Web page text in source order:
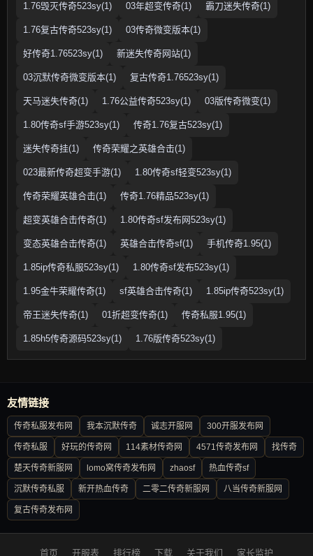
1.76毁灭传奇523sy(1) 03年超变传奇(1) 霸刀迷失传奇(1)
1.76复古传奇523sy(1) 03传奇微变版本(1)
好传奇1.76523sy(1) 新迷失传奇网站(1)
03沉默传奇微变版本(1) 复古传奇1.76523sy(1)
天马迷失传奇(1) 1.76公益传奇523sy(1) 03版传奇微变(1)
1.80传奇sf手游523sy(1) 传奇1.76复古523sy(1)
迷失传奇挂(1) 传奇荣耀之英雄合击(1)
023最新传奇超变手游(1) 1.80传奇sf轻变523sy(1)
传奇荣耀英雄合击(1) 传奇1.76精品523sy(1)
超变英雄合击传奇(1) 1.80传奇sf发布网523sy(1)
变态英雄合击传奇(1) 英雄合击传奇sf(1) 手机传奇1.95(1)
1.85ip传奇私服523sy(1) 1.80传奇sf发布523sy(1)
1.95金牛荣耀传奇(1) sf英雄合击传奇(1) 1.85ip传奇523sy(1)
帝王迷失传奇(1) 01折超变传奇(1) 传奇私服1.95(1)
1.85h5传奇源码523sy(1) 1.76版传奇523sy(1)
友情链接
传奇私服发布网 我本沉默传奇 诚志开服网 300开服发布网
传奇私服 好玩的传奇网 114素材传奇网 4571传奇发布网 找传奇
楚天传奇新服网 lomo窝传奇发布网 zhaosf 热血传奇sf
沉默传奇私服 新开热血传奇 二零二传奇新服网 八当传奇新服网
复古传奇发布网
首页 开服表 排行榜 下载 关于我们 家长监护